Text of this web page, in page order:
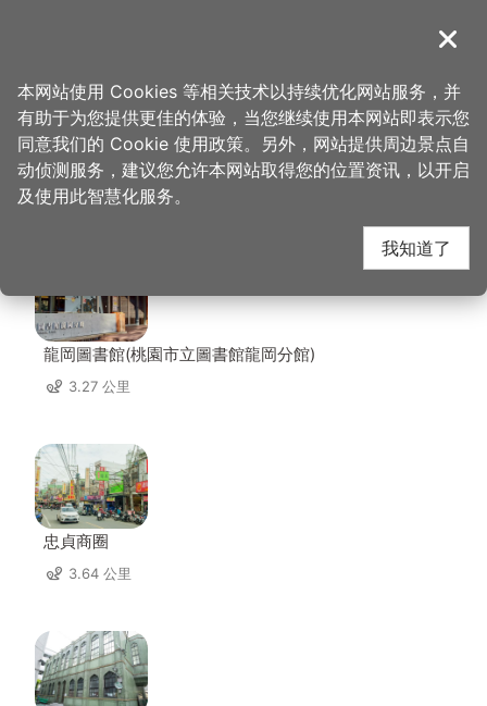
導覽
首页 > 想去的地方 > 住宿 > 宾士旅馆
宾士旅馆 周边景点
龍岡圖書館(桃園市立圖書館龍岡分館)
3.27 公里
忠貞商圈
3.64 公里
关闭
本网站使用 Cookies 等相关技术以持续优化网站服务，并
有助于为您提供更佳的体验，当您继续使用本网站即表示您
同意我们的 Cookie 使用政策。另外，网站提供周边景点自
动侦测服务，建议您允许本网站取得您的位置资讯，以开启
及使用此智慧化服务。
我知道了